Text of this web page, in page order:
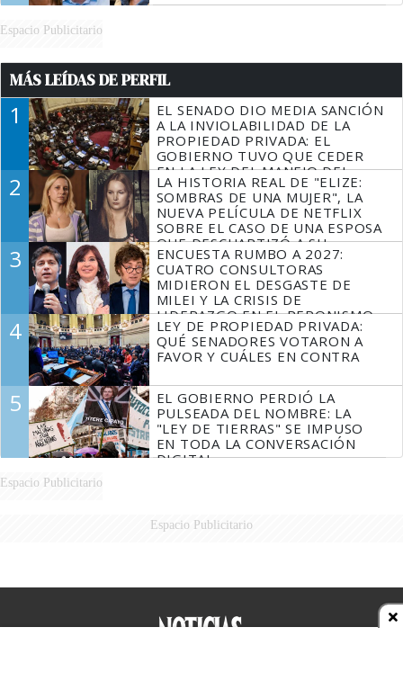
Espacio Publicitario
MÁS LEÍDAS DE PERFIL
1
EL SENADO DIO MEDIA SANCIÓN
A LA INVIOLABILIDAD DE LA
PROPIEDAD PRIVADA: EL
GOBIERNO TUVO QUE CEDER
EN LA LEY DEL MANEJO DEL
FUEGO
2
LA HISTORIA REAL DE "ELIZE:
SOMBRAS DE UNA MUJER", LA
NUEVA PELÍCULA DE NETFLIX
SOBRE EL CASO DE UNA ESPOSA
QUE DESCUARTIZÓ A SU
MARIDO
3
ENCUESTA RUMBO A 2027:
CUATRO CONSULTORAS
MIDIERON EL DESGASTE DE
MILEI Y LA CRISIS DE
LIDERAZGO EN EL PERONISMO
4
LEY DE PROPIEDAD PRIVADA:
QUÉ SENADORES VOTARON A
FAVOR Y CUÁLES EN CONTRA
5
EL GOBIERNO PERDIÓ LA
PULSEADA DEL NOMBRE: LA
"LEY DE TIERRAS" SE IMPUSO
EN TODA LA CONVERSACIÓN
DIGITAL
Espacio Publicitario
Espacio Publicitario